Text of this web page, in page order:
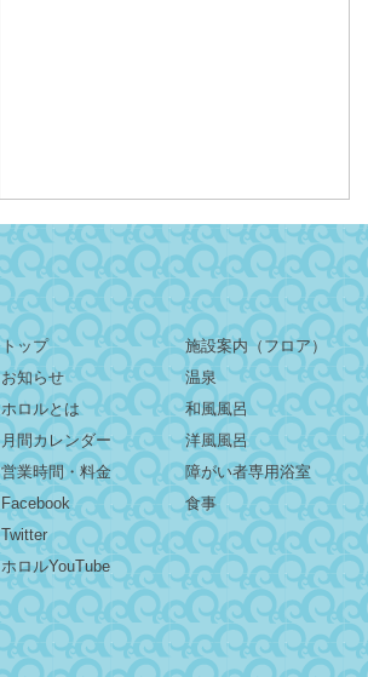
『夏のイタリアンフェア』期
間限定開催！本場の味を楽し
める10日間！
トップ
お知らせ
ホロルとは
​​月間カレンダー
営業時間・料金
Facebook
Twitter
​ホロルYouTube
施設案内（フロア）
温泉
和風風呂
洋風風呂
障がい者専用浴室
食事